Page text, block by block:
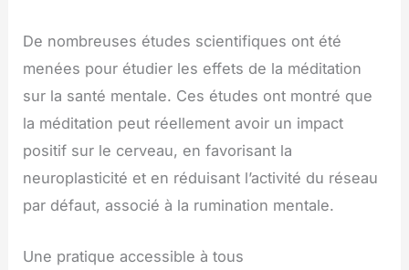
De nombreuses études scientifiques ont été
menées pour étudier les effets de la méditation
sur la santé mentale. Ces études ont montré que
la méditation peut réellement avoir un impact
positif sur le cerveau, en favorisant la
neuroplasticité et en réduisant l’activité du réseau
par défaut, associé à la rumination mentale.
Une pratique accessible à tous